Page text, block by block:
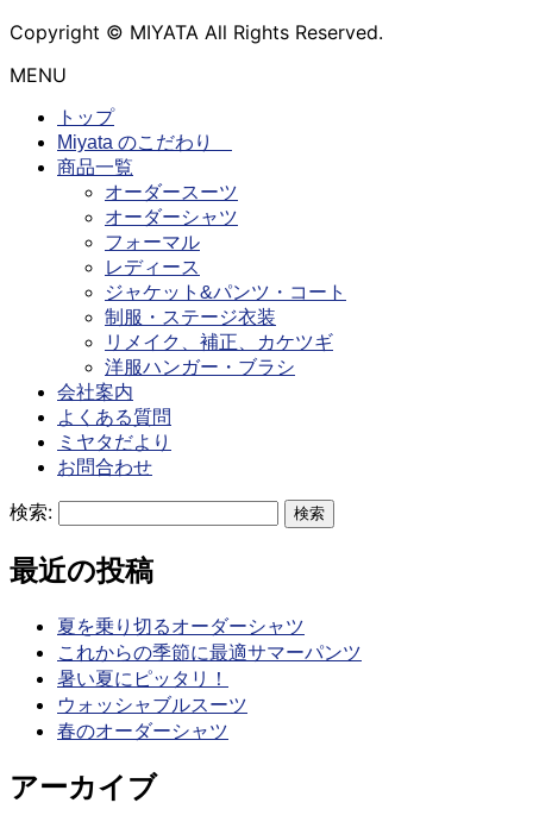
Copyright © MIYATA All Rights Reserved.
MENU
トップ
Miyata のこだわり
商品一覧
オーダースーツ
オーダーシャツ
フォーマル
レディース
ジャケット&パンツ・コート
制服・ステージ衣装
リメイク、補正、カケツギ
洋服ハンガー・ブラシ
会社案内
よくある質問
ミヤタだより
お問合わせ
検索:
最近の投稿
夏を乗り切るオーダーシャツ
これからの季節に最適サマーパンツ
暑い夏にピッタリ！
ウォッシャブルスーツ
春のオーダーシャツ
アーカイブ